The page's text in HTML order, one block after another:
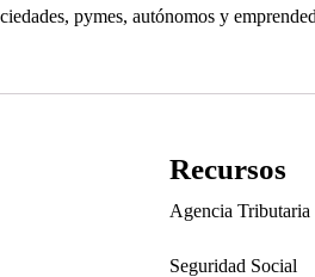
pymes, autónomos y
Recursos
Agencia Tributaria
Seguridad Social